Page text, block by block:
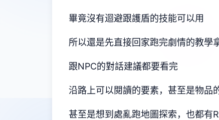
畢竟沒有迴避跟護盾的技能可以用
所以還是先直接回家跑完劇情的教學
跟NPC的對話建議都要看完
沿路上可以閱讀的要素，甚至是物品
甚至是想到處亂跑地圖探索，也都有